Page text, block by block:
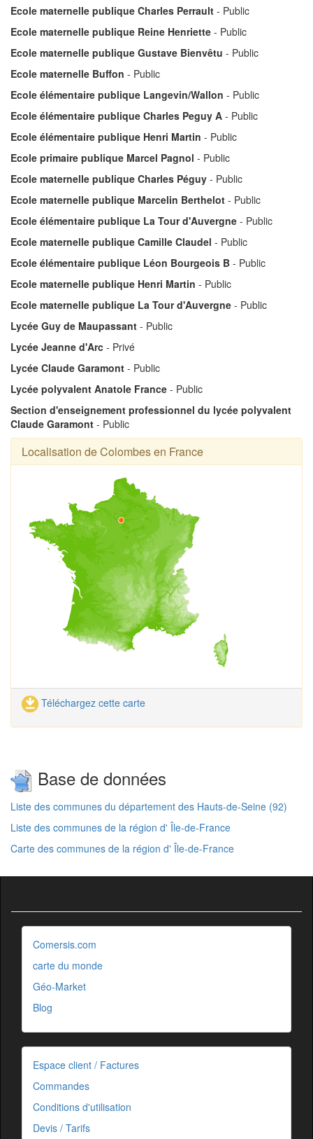
Ecole maternelle publique Charles Perrault - Public
Ecole maternelle publique Reine Henriette - Public
Ecole maternelle publique Gustave Bienvêtu - Public
Ecole maternelle Buffon - Public
Ecole élémentaire publique Langevin/Wallon - Public
Ecole élémentaire publique Charles Peguy A - Public
Ecole élémentaire publique Henri Martin - Public
Ecole primaire publique Marcel Pagnol - Public
Ecole maternelle publique Charles Péguy - Public
Ecole maternelle publique Marcelin Berthelot - Public
Ecole élémentaire publique La Tour d'Auvergne - Public
Ecole maternelle publique Camille Claudel - Public
Ecole élémentaire publique Léon Bourgeois B - Public
Ecole maternelle publique Henri Martin - Public
Ecole maternelle publique La Tour d'Auvergne - Public
Lycée Guy de Maupassant - Public
Lycée Jeanne d'Arc - Privé
Lycée Claude Garamont - Public
Lycée polyvalent Anatole France - Public
Section d'enseignement professionnel du lycée polyvalent
Claude Garamont - Public
Localisation de Colombes en France
Téléchargez cette carte
Base de données
Liste des communes du département des Hauts-de-Seine (92)
Liste des communes de la région d' Île-de-France
Carte des communes de la région d' Île-de-France
Comersis.com
carte du monde
Géo-Market
Blog
Espace client / Factures
Commandes
Conditions d'utilisation
Devis / Tarifs